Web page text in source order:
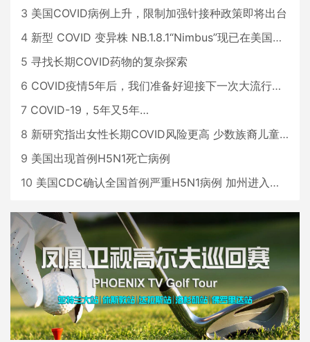
3 美国COVID病例上升，限制加强针接种政策即将出台
4 新型 COVID 变异株 NB.1.8.1“Nimbus”现已在美国占据主导地位
5 寻找长期COVID药物的复杂探索
6 COVID疫情5年后，我们准备好迎接下一次大流行了吗？
7 COVID-19，5年又5年…
8 新研究指出女性长期COVID风险更高 少数族裔儿童存在差异
9 美国出现首例H5N1死亡病例
10 美国CDC确认全国首例严重H5N1病例 加州进入紧急状态